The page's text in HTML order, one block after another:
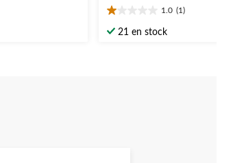
2,99 $
1.0 (1)
1.0
étoile(s)
21 en stock